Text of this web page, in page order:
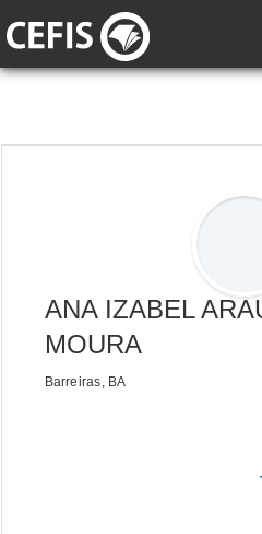
ANA IZABEL
MOURA
Barreiras, BA